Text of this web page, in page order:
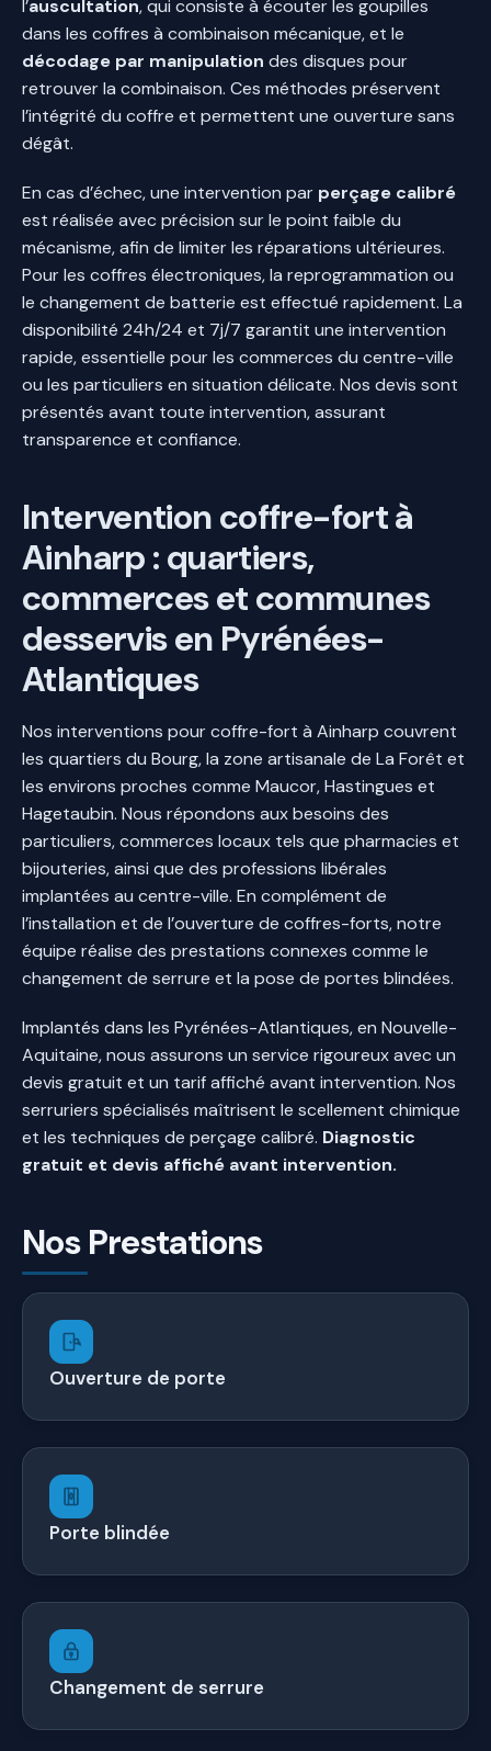
l’auscultation, qui consiste à écouter les goupilles
dans les coffres à combinaison mécanique, et le
décodage par manipulation des disques pour
retrouver la combinaison. Ces méthodes préservent
l’intégrité du coffre et permettent une ouverture sans
dégât.
En cas d’échec, une intervention par perçage calibré
est réalisée avec précision sur le point faible du
mécanisme, afin de limiter les réparations ultérieures.
Pour les coffres électroniques, la reprogrammation ou
le changement de batterie est effectué rapidement. La
disponibilité 24h/24 et 7j/7 garantit une intervention
rapide, essentielle pour les commerces du centre-ville
ou les particuliers en situation délicate. Nos devis sont
présentés avant toute intervention, assurant
transparence et confiance.
Intervention coffre-fort à
Ainharp : quartiers,
commerces et communes
desservis en Pyrénées-
Atlantiques
Nos interventions pour coffre-fort à Ainharp couvrent
les quartiers du Bourg, la zone artisanale de La Forêt et
les environs proches comme Maucor, Hastingues et
Hagetaubin. Nous répondons aux besoins des
particuliers, commerces locaux tels que pharmacies et
bijouteries, ainsi que des professions libérales
implantées au centre-ville. En complément de
l’installation et de l’ouverture de coffres-forts, notre
équipe réalise des prestations connexes comme le
changement de serrure et la pose de portes blindées.
Implantés dans les Pyrénées-Atlantiques, en Nouvelle-
Aquitaine, nous assurons un service rigoureux avec un
devis gratuit et un tarif affiché avant intervention. Nos
serruriers spécialisés maîtrisent le scellement chimique
et les techniques de perçage calibré. Diagnostic
gratuit et devis affiché avant intervention.
Nos Prestations
Ouverture de porte
Porte blindée
Changement de serrure